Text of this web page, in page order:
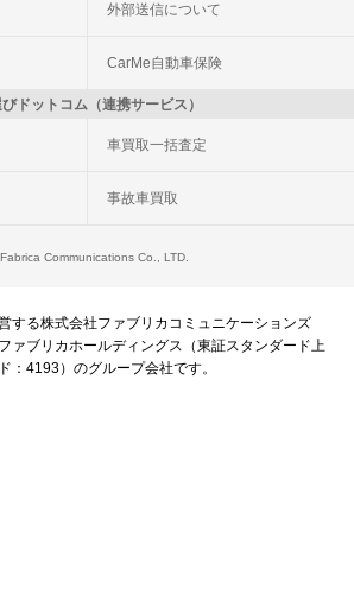
外部送信について
CarMe自動車保険
ドットコム（連携サービス）
車買取一括査定
事故車買取
Communications Co., LTD.
する株式会社ファブリカコミュニケーションズ
ァブリカホールディングス（東証スタンダード上
4193）のグループ会社です。